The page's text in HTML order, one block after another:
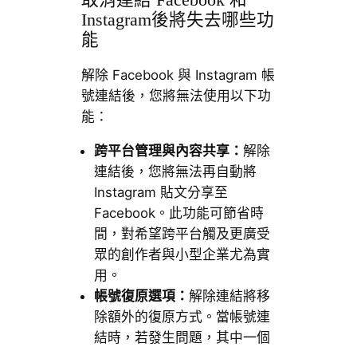
Instagram後將失去哪些功
能
解除 Facebook 與 Instagram 帳
號連結後，您將無法使用以下功
能：
跨平台管理與內容共享： 解除
連結後，您將無法再自動將
Instagram 貼文分享至
Facebook。此功能可節省時
間，對希望跨平台觸及更廣受
眾的創作者與小型企業尤為實
用。
帳號復原選項： 解除連結將移
除額外的復原方式。當帳號連
結時，若發生問題，其中一個